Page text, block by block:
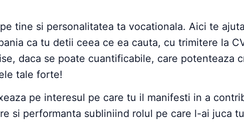
tine si personalitatea ta vocationala. Aici te
ca tu detii ceea ce ea cauta, cu trimitere la
daca se poate cuantificabile, care potenteaza
tale forte!
pe interesul pe care tu il manifesti in a
si performanta subliniind rolul pe care l-ai juca